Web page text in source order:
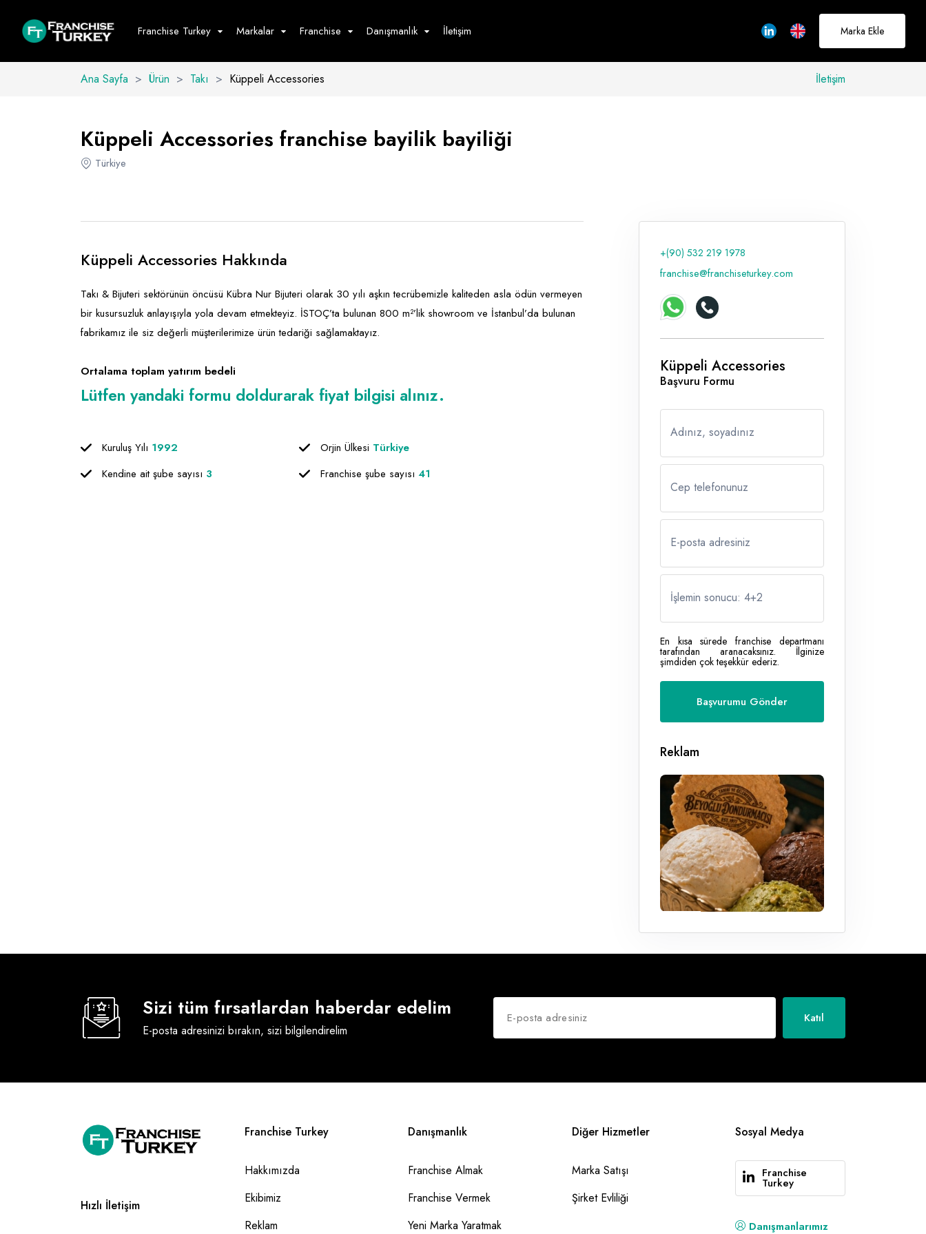
Franchise Turkey Markalar
Hepsini Göster
buradayız
Hakkımızda
Franchise Danışmanlık İletişim Marka Ekle
Ana Sayfa > Ürün > Takı > Küppeli Accessories İletişim
Küppeli Accessories franchise bayilik bayiliği
Türkiye
Küppeli Accessories Hakkında
Takı & Bijuteri sektörünün öncüsü Kübra Nur Bijuteri olarak 30 yılı aşkın tecrübemizle kaliteden asla ödün vermeyen
bir kusursuzluk anlayışıyla yola devam etmekteyiz. İSTOÇ’ta bulunan 800 m²’lik showroom ve İstanbul’da bulunan
fabrikamız ile siz değerli müşterilerimize ürün tedariği sağlamaktayız.
Ortalama toplam yatırım bedeli
Lütfen yandaki formu doldurarak fiyat bilgisi alınız.
Kuruluş Yılı 1992 Orjin Ülkesi Türkiye
Kendine ait şube sayısı 3 Franchise şube sayısı 41
+(90) 532 219 1978
franchise@franchiseturkey.com
Küppeli Accessories
Başvuru Formu
Adınız, soyadınız
Cep telefonunuz
E-posta adresiniz
İşlemin sonucu: 4+2
En kısa sürede franchise departmanı
tarafından aranacaksınız. İlginize
şimdiden çok teşekkür ederiz.
Reklam
Sizi tüm fırsatlardan haberdar edelim
E-posta adresinizi bırakın, sizi bilgilendirelim
Katıl
Hızlı İletişim
Franchise Turkey
Hakkımızda
Ekibimiz
Reklam
Danışmanlık
Franchise Almak
Franchise Vermek
Yeni Marka Yaratmak
Diğer Hizmetler
Marka Satışı
Şirket Evliliği
Sosyal Medya
Franchise
Turkey
Danışmanlarımız